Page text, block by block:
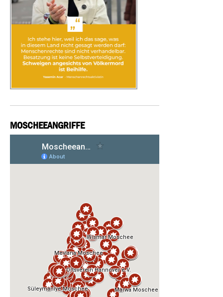
MOSCHEEANGRIFFE